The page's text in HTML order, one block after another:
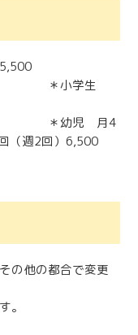
生
月4
週2回）6,500
の他の都合で変更